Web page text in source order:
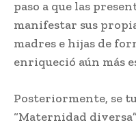
paso a que las
manifestar sus
madres e hijas de
enriqueció aún más
Posteriormente, se
“Maternidad